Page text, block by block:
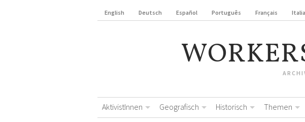
English Deutsch Español Português Français
AktivistInnen Geografisch Historisch Themen